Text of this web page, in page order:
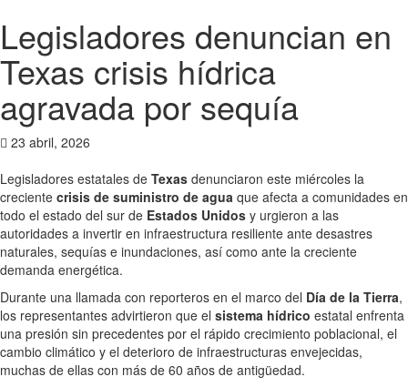
Legisladores denuncian en
Texas crisis hídrica
agravada por sequía
23 abril, 2026
Legisladores estatales de Texas denunciaron este miércoles la
creciente crisis de suministro de agua que afecta a comunidades en
todo el estado del sur de Estados Unidos y urgieron a las
autoridades a invertir en infraestructura resiliente ante desastres
naturales, sequías e inundaciones, así como ante la creciente
demanda energética.
Durante una llamada con reporteros en el marco del Día de la Tierra,
los representantes advirtieron que el sistema hídrico estatal enfrenta
una presión sin precedentes por el rápido crecimiento poblacional, el
cambio climático y el deterioro de infraestructuras envejecidas,
muchas de ellas con más de 60 años de antigüedad.